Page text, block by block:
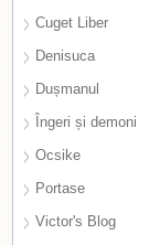
Cuget Liber
Denisuca
Dușmanul
Îngeri și demoni
Ocsike
Portase
Victor's Blog